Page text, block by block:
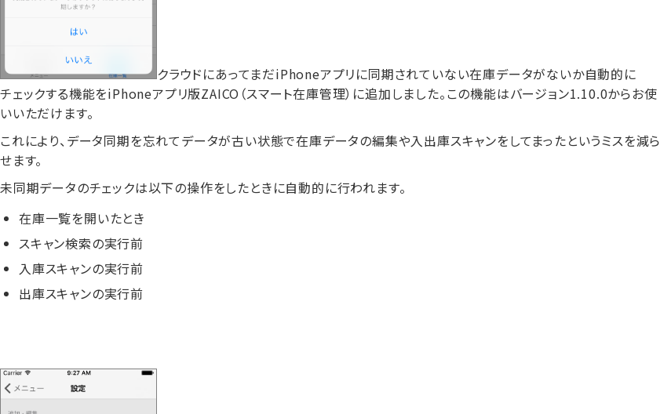
クラウドにあってまだiPhoneアプリに同期されていない在庫データがないか自動的に
チェックする機能をiPhoneアプリ版ZAICO（スマート在庫管理）に追加しました。この機能はバージョン1.10.0からお使
いいただけます。
これにより、データ同期を忘れてデータが古い状態で在庫データの編集や入出庫スキャンをしてまったというミスを減ら
せます。
未同期データのチェックは以下の操作をしたときに自動的に行われます。
在庫一覧を開いたとき
スキャン検索の実行前
入庫スキャンの実行前
出庫スキャンの実行前